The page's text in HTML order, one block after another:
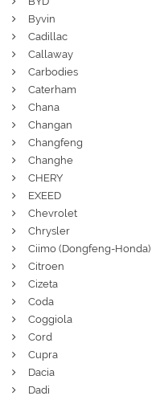
Byvin
Cadillac
Callaway
Carbodies
Caterham
Chana
Changan
Changfeng
Changhe
CHERY
EXEED
Chevrolet
Chrysler
Ciimo (Dongfeng-Honda)
Citroen
Cizeta
Coda
Coggiola
Cord
Cupra
Dacia
Dadi